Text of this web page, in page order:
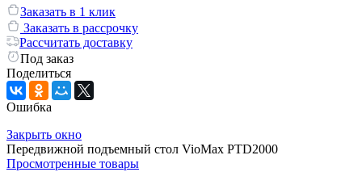
Заказать в 1 клик
Заказать в рассрочку
Рассчитать доставку
Под заказ
Поделиться
Ошибка
Закрыть окно
Передвижной подъемный стол VioMax PTD2000
Просмотренные товары